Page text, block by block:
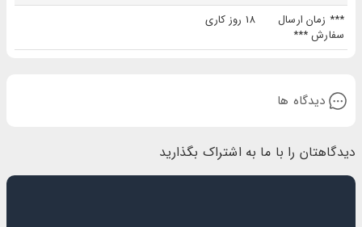
*** زمان ارسال
سفارش ***
18 روز کاری
دیدگاه ها
دیدگاهتان را با ما به اشتراک بگذارید